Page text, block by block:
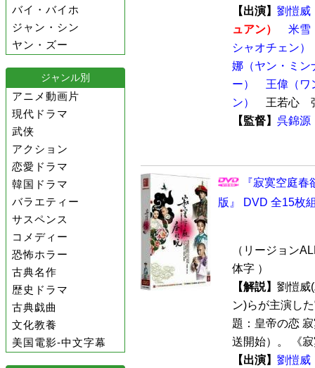
バイ・バイホ
ジャン・シン
ヤン・ズー
ジャンル別
アニメ動画片
現代ドラマ
武侠
アクション
恋愛ドラマ
韓国ドラマ
バラエティー
サスペンス
コメディー
恐怖ホラー
古典名作
歴史ドラマ
古典戯曲
文化教養
美国電影-中文字幕
【出演】 劉愷威
ュアン）
米雪
シャオチェン）
娜（ヤン・ミン
ー）
王偉（ワ
ン）
王若心
【監督】 呉錦源
『寂寞空庭
版』 DVD 全15枚
（リージョン
体字 ）
【解説】 劉愷威
ン)らが主演し
題：皇帝の恋
送開始）。 《
【出演】 劉愷威